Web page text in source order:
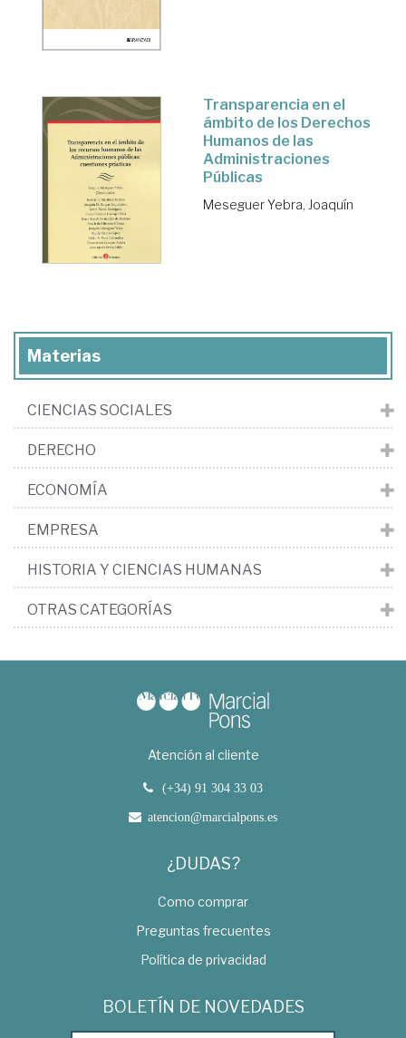
Transparencia en el
ámbito de los Derechos
Humanos de las
Administraciones
Públicas
Meseguer Yebra, Joaquín
Materias
CIENCIAS SOCIALES
DERECHO
ECONOMÍA
EMPRESA
HISTORIA Y CIENCIAS HUMANAS
OTRAS CATEGORÍAS
Atención al cliente
(+34) 91 304 33 03
atencion@marcialpons.es
¿DUDAS?
Como comprar
Preguntas frecuentes
Política de privacidad
BOLETÍN DE NOVEDADES